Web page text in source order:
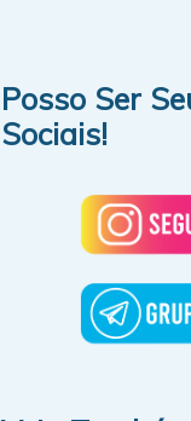
Posso Ser
Sociais!